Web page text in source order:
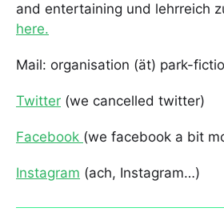
and entertaining und lehrreich
here.
Mail: organisation (ät) park-
Twitter (we cancelled twitter)
Facebook (we facebook a bit
Instagram (ach, Instagram…)